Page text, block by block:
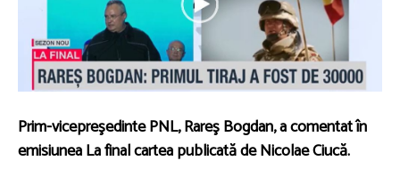
Prim-vicepreşedinte PNL, Rareş Bogdan, a comentat în
emisiunea La final cartea publicată de Nicolae Ciucă.